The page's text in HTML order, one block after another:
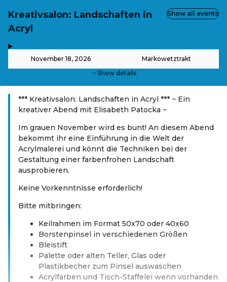
Kreativsalon: Landschaften in
Acryl
November 18, 2026 Markowetztrakt
Show details
Show all events
*** Kreativsalon: Landschaften in Acryl *** ~ Ein
kreativer Abend mit Elisabeth Patocka ~
Im grauen November wird es bunt! An diesem Abend
bekommt ihr eine Einführung in die Welt der
Acrylmalerei und könnt die Techniken bei der
Gestaltung einer farbenfrohen Landschaft
ausprobieren.
Keine Vorkenntnisse erforderlich!
Bitte mitbringen:
Keilrahmen im Format 50x70 oder 40x60
Borstenpinsel in verschiedenen Größen
Bleistift
Palette oder alten Teller, Glas oder
Plastikbecher zum Pinsel auswaschen
Acrylfarben und Tisch-Staffelei wenn vorhanden